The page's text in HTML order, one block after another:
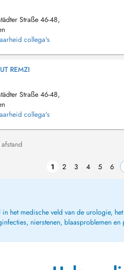
Straße 46-48,
collega's
REMZI
Straße 46-48,
collega's
1 2 3 4 5 6
het medische veld van de urologie,
nierstenen, blaasproblemen